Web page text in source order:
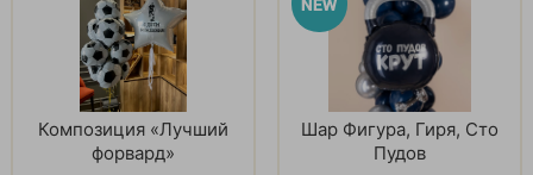
Композиция «Лучший
форвард»
Шар Фигура, Гиря, Сто
Пудов